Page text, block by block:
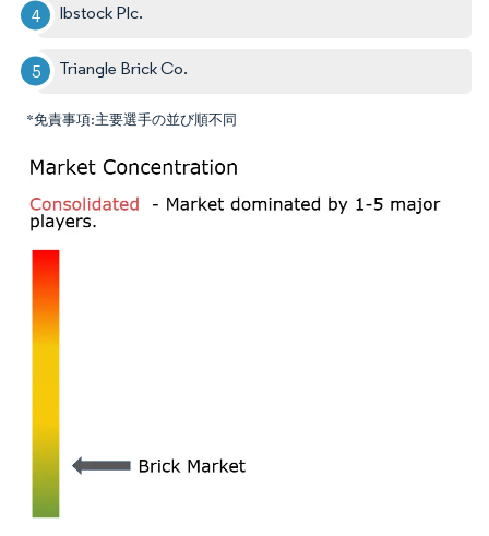
Ibstock Plc.
Triangle Brick Co.
*免責事項:主要選手の並び順不同